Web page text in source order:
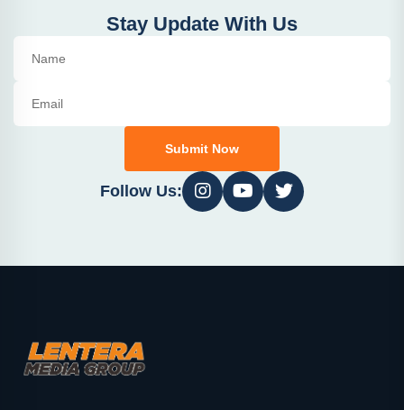
Stay Update With Us
Submit Now
Follow Us: